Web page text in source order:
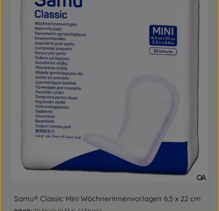
Samu® Classic Mini Wöchnerinnenvorlagen 6,5 x 22 cm